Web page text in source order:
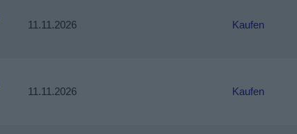
11.11.2026 Kaufen
11.11.2026 Kaufen